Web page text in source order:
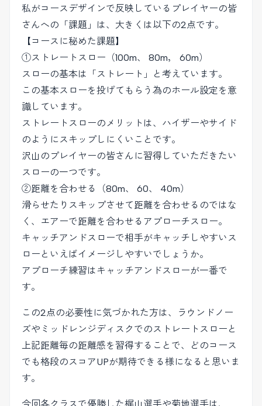
私がコースデザインで反映しているプレイヤーの皆
さんへの「課題」は、大きくは以下の2点です。
【コースに秘めた課題】
①ストレートスロー（100m、 80m， 60m）
スローの基本は「ストレート」と考えています。
この基本スローを投げてもらう為のホール設定を意
識しています。
ストレートスローのメリットは、ハイザーやサイド
のようにスキップしにくいことです。
沢山のプレイヤーの皆さんに習得していただきたい
スローの一つです。
②距離を合わせる（80m、 60、 40m）
滑らせたりスキップさせて距離を合わせるのではな
く、エアーで距離を合わせるアプローチスロー。
キャッチアンドスローで相手がキャッチしやすいス
ローといえばイメージしやすいでしょうか。
アプローチ練習はキャッチアンドスローが一番で
す。
この2点の必要性に気づかれた方は、ラウンドノー
ズやミッドレンジディスクでのストレートスローと
上記距離毎の距離感を習得することで、どのコース
でも格段のスコアUPが期待できる様になると思いま
す。